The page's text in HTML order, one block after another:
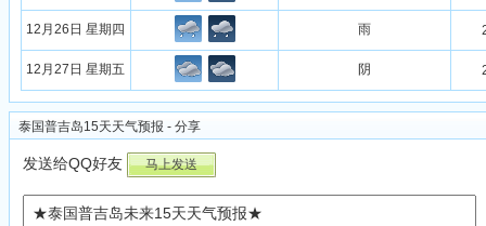
12月26日 星期四 雨
12月27日 星期五 阴
泰国普吉岛15天天气预报 - 分享
发送给QQ好友